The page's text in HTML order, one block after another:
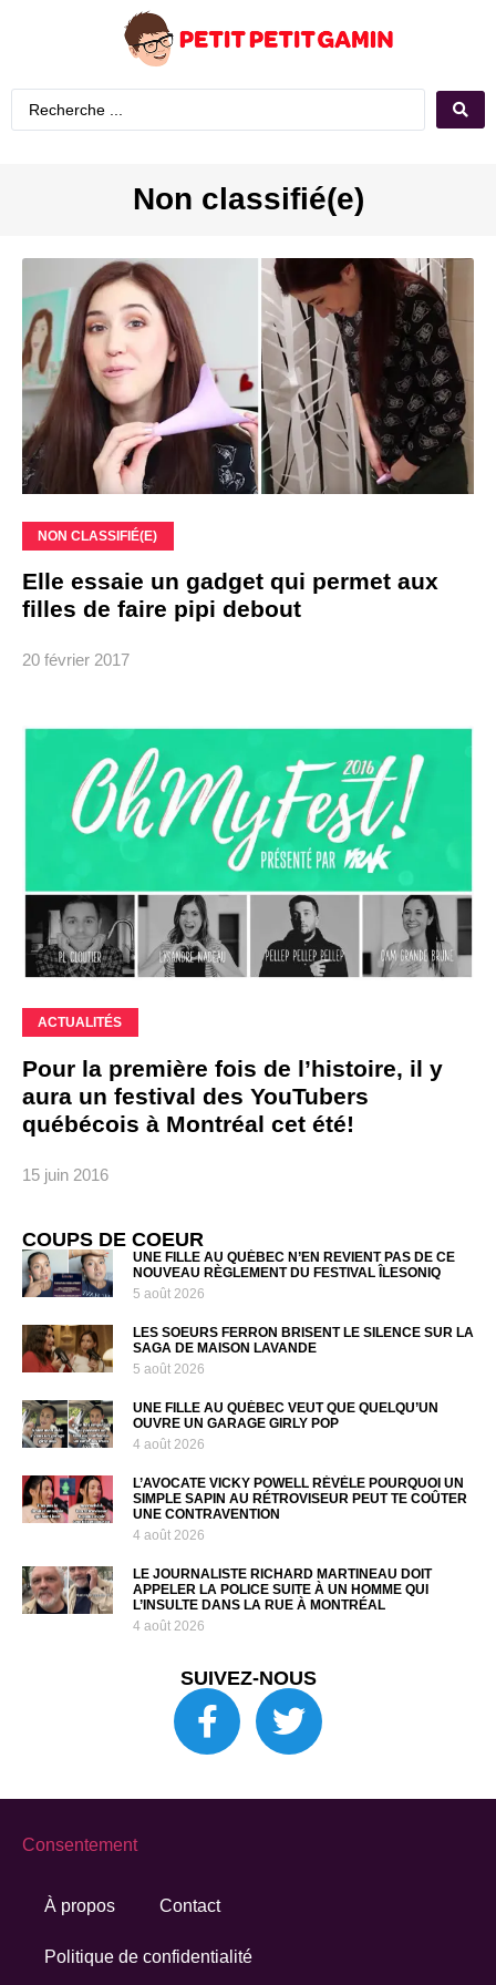
Non classifié(e)
NON CLASSIFIÉ(E)
Elle essaie un gadget qui permet aux
filles de faire pipi debout
20 février 2017
ACTUALITÉS
Pour la première fois de l’histoire, il y
aura un festival des YouTubers
québécois à Montréal cet été!
15 juin 2016
COUPS DE COEUR
UNE FILLE AU QUÉBEC N’EN REVIENT PAS DE CE
NOUVEAU RÈGLEMENT DU FESTIVAL ÎLESONIQ
5 août 2026
LES SOEURS FERRON BRISENT LE SILENCE SUR LA
SAGA DE MAISON LAVANDE
5 août 2026
UNE FILLE AU QUÉBEC VEUT QUE QUELQU’UN
OUVRE UN GARAGE GIRLY POP
4 août 2026
L’AVOCATE VICKY POWELL RÉVÈLE POURQUOI UN
SIMPLE SAPIN AU RÉTROVISEUR PEUT TE COÛTER
UNE CONTRAVENTION
4 août 2026
LE JOURNALISTE RICHARD MARTINEAU DOIT
APPELER LA POLICE SUITE À UN HOMME QUI
L’INSULTE DANS LA RUE À MONTRÉAL
4 août 2026
SUIVEZ-NOUS
À propos Contact
Politique de confidentialité
Consentement